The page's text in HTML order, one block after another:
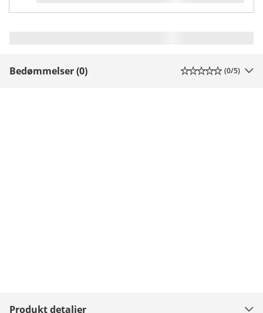
Bedømmelser (0) (0/5)
Produkt detaljer